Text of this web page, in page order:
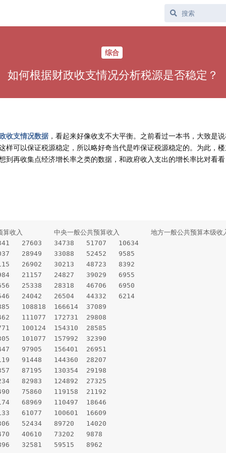
综合
如何根据财政收支情况分析税源是否稳定？
收支情况数据 ，看起来好像收支不大平衡。之前看过一本书，大致是
样可以保证税源稳定，所以略好奇当代是咋保证税源稳定的。为此，
到再收集点经济增长率之类的数据，和政府收入支出的增长率比对看
20	2009年	68477	35896	32581	59515	8962